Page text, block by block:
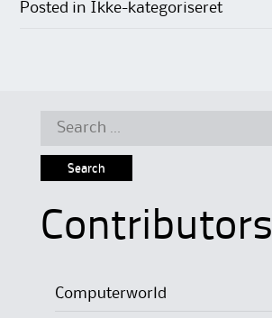
Posted in Ikke-kategoriseret
Search
Contributors
Computerworld